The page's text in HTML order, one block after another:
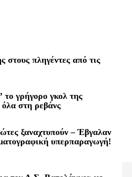
πληγέντες από τις
γρήγορο γκολ της
στη ρεβάνς
ξαναχτυπούν – Έβγαλαν
υπερπαραγωγή!